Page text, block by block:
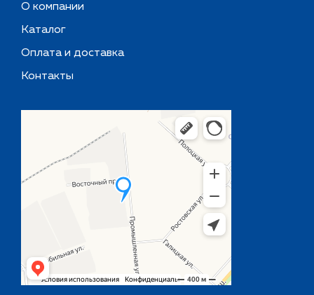
О компании
Каталог
Оплата и доставка
Контакты